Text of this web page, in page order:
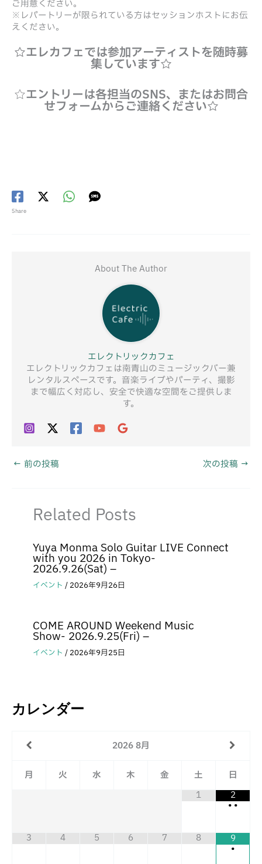
ご用意ください。
※レパートリーが限られている方はセッションホストにお伝
えください。
☆エレカフェでは参加アーティストを随時募
集しています☆
☆エントリーは各担当のSNS、またはお問合
せフォームからご連絡ください☆
Share
About The Author
エレクトリックカフェ
エレクトリックカフェは南青山のミュージックバー兼
レンタルスペースです。音楽ライブやパーティ、撮影
まで幅広く対応し、安全で快適な空間をご提供しま
す。
← 前の投稿 次の投稿 →
Related Posts
Yuya Monma Solo Guitar LIVE Connect
with you 2026 in Tokyo-
2026.9.26(Sat) –
イベント / 2026年9月26日
COME AROUND Weekend Music
Show- 2026.9.25(Fri) –
イベント / 2026年9月25日
カレンダー
20268月
月 火 水 木 金 土
日
1
2
• •
3 4 5 6 7 8
9
•